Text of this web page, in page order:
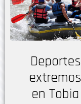
Deportes
extremos
en Tobia